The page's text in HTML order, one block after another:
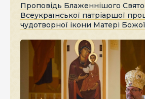
Проповідь Блаженнішого
Всеукраїнської патріаршої
чудотворної ікони Матері